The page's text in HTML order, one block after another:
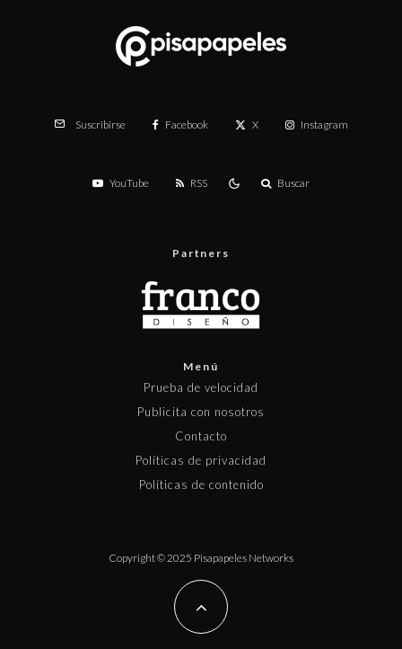
Suscribirse Facebook X Instagram
YouTube RSS Buscar
Partners
Menú
Prueba de velocidad
Publicita con nosotros
Contacto
Políticas de privacidad
Políticas de contenido
Copyright © 2025 Pisapapeles Networks